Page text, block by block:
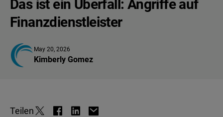
Das ist ein Überfall: Angriffe auf
Finanzdienstleister
May 20, 2026
Kimberly Gomez
Teilen